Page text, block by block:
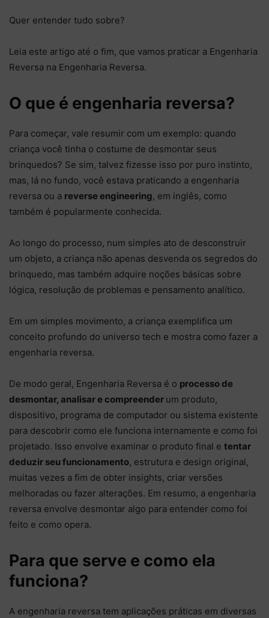
Quer entender tudo sobre?
Leia este artigo até o fim, que vamos praticar a Engenharia
Reversa na Engenharia Reversa.
O que é engenharia reversa?
Para começar, vale resumir com um exemplo: quando
criança você tinha o costume de desmontar seus
brinquedos? Se sim, talvez fizesse isso por puro instinto,
mas, lá no fundo, você estava praticando a engenharia
reversa ou a reverse engineering, em inglês, como
também é popularmente conhecida.
Ao longo do processo, num simples ato de desconstruir
um objeto, a criança não apenas desvenda os segredos do
brinquedo, mas também adquire noções básicas sobre
lógica, resolução de problemas e pensamento analítico.
Em um simples movimento, a criança exemplifica um
conceito profundo do universo tech e mostra como fazer a
engenharia reversa.
De modo geral, Engenharia Reversa é o processo de
desmontar, analisar e compreender um produto,
dispositivo, programa de computador ou sistema existente
para descobrir como ele funciona internamente e como foi
projetado. Isso envolve examinar o produto final e tentar
deduzir seu funcionamento, estrutura e design original,
muitas vezes a fim de obter insights, criar versões
melhoradas ou fazer alterações. Em resumo, a engenharia
reversa envolve desmontar algo para entender como foi
feito e como opera.
Para que serve e como ela
funciona?
A engenharia reversa tem aplicações práticas em diversas